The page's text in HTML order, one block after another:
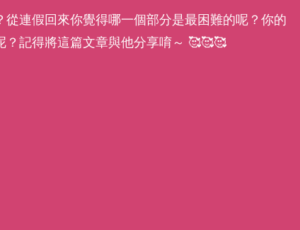
連假回來你覺得哪一個部分是最困難的呢？你的
記得將這篇文章與他分享唷～ 🥰🥰🥰